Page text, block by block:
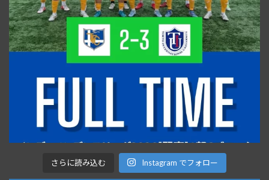
さらに読み込む Instagram でフォロー